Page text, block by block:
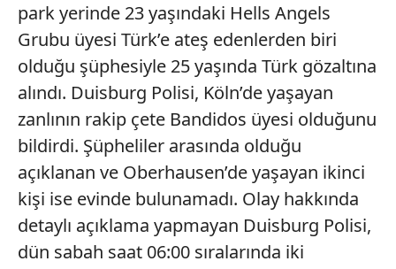
park yerinde 23 yaşındaki Hells Angels
Grubu üyesi Türk’e ateş edenlerden biri
olduğu şüphesiyle 25 yaşında Türk gözaltına
alındı. Duisburg Polisi, Köln’de yaşayan
zanlının rakip çete Bandidos üyesi olduğunu
bildirdi. Şüpheliler arasında olduğu
açıklanan ve Oberhausen’de yaşayan ikinci
kişi ise evinde bulunamadı. Olay hakkında
detaylı açıklama yapmayan Duisburg Polisi,
dün sabah saat 06:00 sıralarında iki